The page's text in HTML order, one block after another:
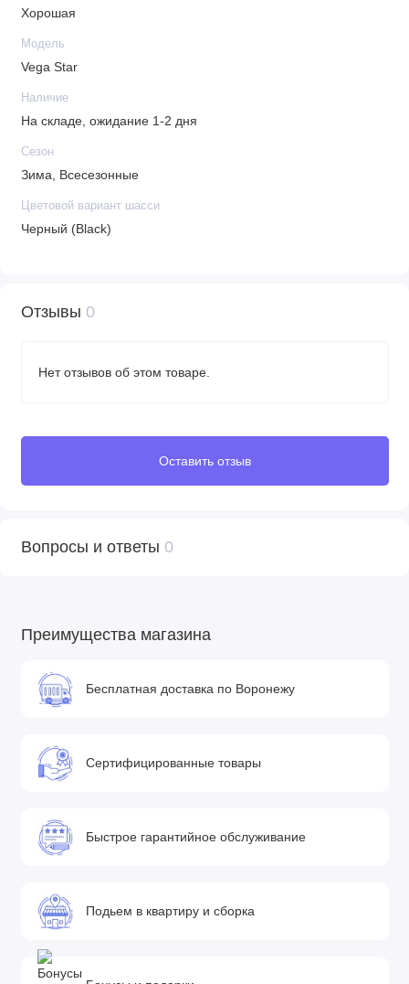
Хорошая
Модель
Vega Star
Наличие
На складе, ожидание 1-2 дня
Сезон
Зима, Всесезонные
Цветовой вариант шасси
Черный (Black)
Отзывы 0
Нет отзывов об этом товаре.
Оставить отзыв
Вопросы и ответы 0
Преимущества магазина
Бесплатная доставка по Воронежу
Сертифицированные товары
Быстрое гарантийное обслуживание
Подьем в квартиру и сборка